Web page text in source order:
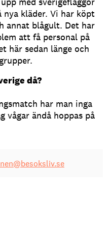
nya kläder. Vi har köpt
annat blågult. Det har
att få personal på
här sedan länge och
då?
har man inga
vågar ändå hoppas på